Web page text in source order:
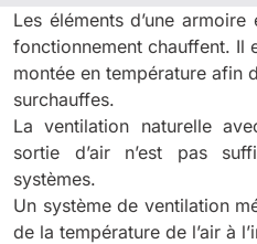
Les éléments d’une
fonctionnement chauffent. Il
montée en température afin
surchauffes.
La ventilation naturelle
sortie d’air n’est pas
systèmes.
Un système de ventilation
de la température de l’air à